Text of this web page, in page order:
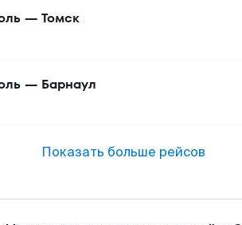
— Томск
— Барнаул
Показать больше рейсов